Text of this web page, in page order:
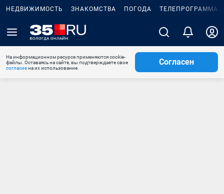
НЕДВИЖИМОСТЬ ЗНАКОМСТВА ПОГОДА ТЕЛЕПРОГРАММА
На информационном ресурсе применяются cookie-
файлы. Оставаясь на сайте, вы подтверждаете свое
согласиена их использование.
Согласен